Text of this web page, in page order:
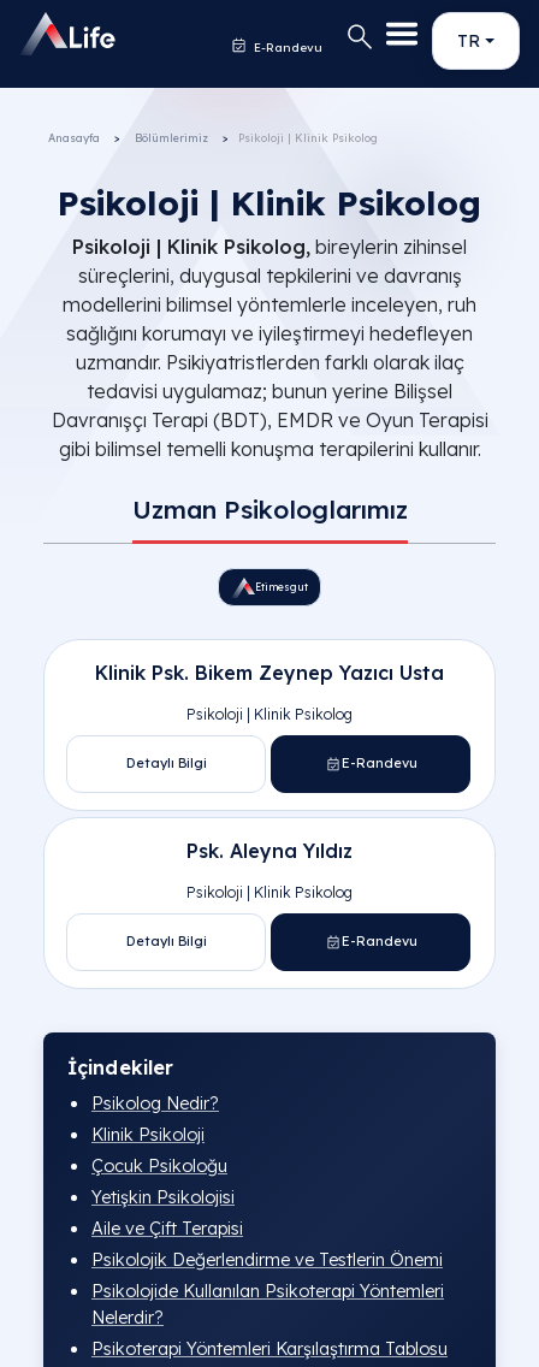
TR
E-Randevu
Anasayfa Bölümlerimiz Psikoloji | Klinik Psikolog
Psikoloji | Klinik Psikolog
Psikoloji | Klinik Psikolog, bireylerin zihinsel
süreçlerini, duygusal tepkilerini ve davranış
modellerini bilimsel yöntemlerle inceleyen, ruh
sağlığını korumayı ve iyileştirmeyi hedefleyen
uzmandır. Psikiyatristlerden farklı olarak ilaç
tedavisi uygulamaz; bunun yerine Bilişsel
Davranışçı Terapi (BDT), EMDR ve Oyun Terapisi
gibi bilimsel temelli konuşma terapilerini kullanır.
İçindekiler
Psikolog Nedir?
Klinik Psikoloji
Çocuk Psikoloğu
Yetişkin Psikolojisi
Aile ve Çift Terapisi
Psikolojik Değerlendirme ve Testlerin Önemi
Psikolojide Kullanılan Psikoterapi Yöntemleri
Nelerdir?
Psikoterapi Yöntemleri Karşılaştırma Tablosu
Uzman Psikologlarımız
Etimesgut Uzman Psikologlarımız
Klinik Psk. Bikem Zeynep Yazıcı Usta
Psikoloji | Klinik Psikolog
Detaylı Bilgi E-Randevu
Psk. Aleyna Yıldız
Psikoloji | Klinik Psikolog
Detaylı Bilgi E-Randevu